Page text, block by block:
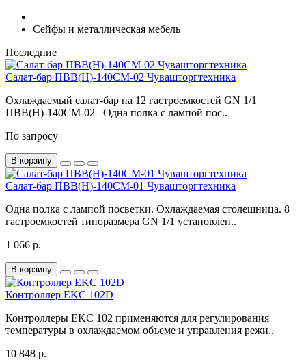
Сейфы и металлическая мебель
Последние
Салат-бар ПВВ(Н)-140СМ-02 Чувашторгтехника
Охлаждаемый салат-бар на 12 гастроемкостей GN 1/1
ПВВ(Н)-140СМ-02 Одна полка с лампой пос..
По запросу
В корзину
Салат-бар ПВВ(Н)-140СМ-01 Чувашторгтехника
Одна полка с лампой посветки. Охлаждаемая столешница. 8
гастроемкостей типоразмера GN 1/1 установлен..
1 066 р.
В корзину
Контроллер EKC 102D
Контроллеры EKC 102 применяются для регулирования
температуры в охлаждаемом объеме и управления режи..
10 848 р.